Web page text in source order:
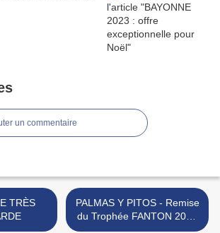
un commentaire
PALMAS Y PITOS - Remise
du Trophée FANTON 2020
>